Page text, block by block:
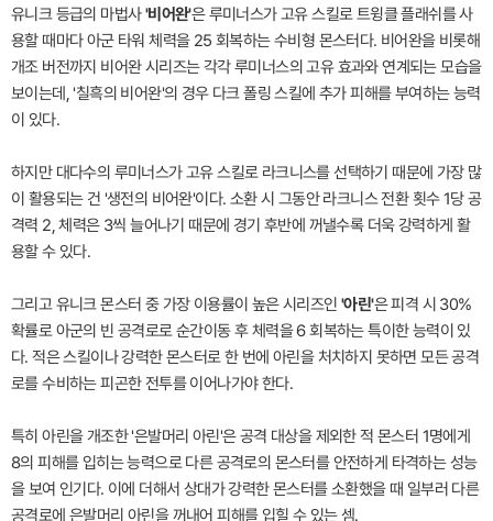
유니크 등급의 마법사'비어완'은 루미너스가 고유 스킬로 트윙클 플래쉬를 사
용할 때마다 아군 타워 체력을 25 회복하는 수비형 몬스터다. 비어완을 비롯해
개조 버전까지 비어완 시리즈는 각각 루미너스의 고유 효과와 연계되는 모습을
보이는데, '칠흑의 비어완'의 경우 다크 폴링 스킬에 추가 피해를 부여하는 능력
이 있다.
하지만 대다수의 루미너스가 고유 스킬로 라크니스를 선택하기 때문에 가장 많
이 활용되는 건 '생전의 비어완'이다. 소환 시 그동안 라크니스 전환 횟수 1당 공
격력 2, 체력은 3씩 늘어나기 때문에 경기 후반에 꺼낼수록 더욱 강력하게 활
용할 수 있다.
그리고 유니크 몬스터 중 가장 이용률이 높은 시리즈인 '아린'은 피격 시 30%
확률로 아군의 빈 공격로로 순간이동 후 체력을 6 회복하는 특이한 능력이 있
다. 적은 스킬이나 강력한 몬스터로 한 번에 아린을 처치하지 못하면 모든 공격
로를 수비하는 피곤한 전투를 이어나가야 한다.
특히 아린을 개조한 '은발머리 아린'은 공격 대상을 제외한 적 몬스터 1명에게
8의 피해를 입히는 능력으로 다른 공격로의 몬스터를 안전하게 타격하는 성능
을 보여 인기다. 이에 더해서 상대가 강력한 몬스터를 소환했을 때 일부러 다른
공격로에 은발머리 아린을 꺼내어 피해를 입힐 수 있는 셈.